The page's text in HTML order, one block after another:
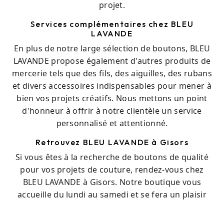
projet.
Services complémentaires chez BLEU
LAVANDE
En plus de notre large sélection de boutons, BLEU
LAVANDE propose également d'autres produits de
mercerie tels que des fils, des aiguilles, des rubans
et divers accessoires indispensables pour mener à
bien vos projets créatifs. Nous mettons un point
d'honneur à offrir à notre clientèle un service
personnalisé et attentionné.
Retrouvez BLEU LAVANDE à Gisors
Si vous êtes à la recherche de boutons de qualité
pour vos projets de couture, rendez-vous chez
BLEU LAVANDE à Gisors. Notre boutique vous
accueille du lundi au samedi et se fera un plaisir